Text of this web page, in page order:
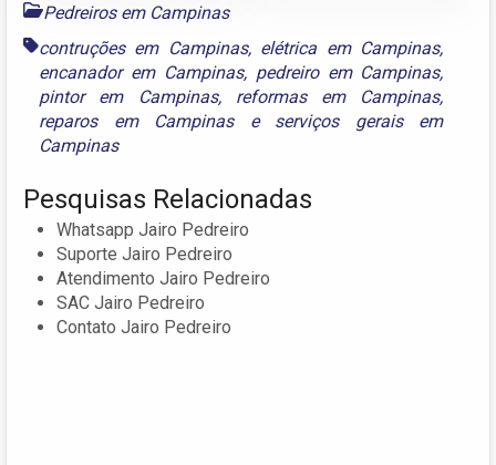
Pedreiros em Campinas
contruções em Campinas, elétrica em Campinas,
encanador em Campinas, pedreiro em Campinas,
pintor em Campinas, reformas em Campinas,
reparos em Campinase serviços gerais em
Campinas
Pesquisas Relacionadas
Whatsapp Jairo Pedreiro
Suporte Jairo Pedreiro
Atendimento Jairo Pedreiro
SAC Jairo Pedreiro
Contato Jairo Pedreiro